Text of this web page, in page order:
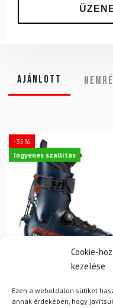
Cookie-
kezelése
Ezen a weboldalon sütiket
annak érdekében, hogy
Ajánlott
-35%
Ingyenes szállítás
FISCHER
Síalpinista sícipő